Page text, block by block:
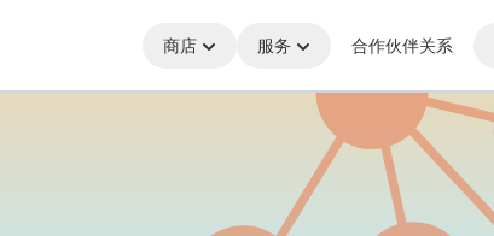
商店 服务 合作伙伴关系
何处，始终保持连接